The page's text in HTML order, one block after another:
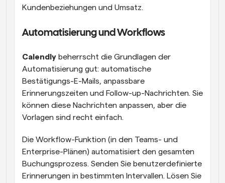
Kundenbeziehungen und Umsatz.
Automatisierung und Workflows
Calendly beherrscht die Grundlagen der
Automatisierung gut: automatische
Bestätigungs-E-Mails, anpassbare
Erinnerungszeiten und Follow-up-Nachrichten. Sie
können diese Nachrichten anpassen, aber die
Vorlagen sind recht einfach.
Die Workflow-Funktion (in den Teams- und
Enterprise-Plänen) automatisiert den gesamten
Buchungsprozess. Senden Sie benutzerdefinierte
Erinnerungen in bestimmten Intervallen. Lösen Sie